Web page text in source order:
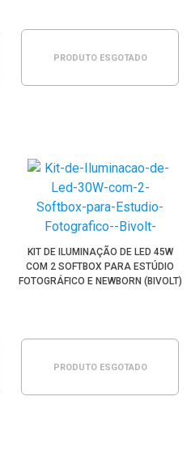
PRODUTO ESGOTADO
KIT DE ILUMINAÇÃO DE LED 45W
COM 2 SOFTBOX PARA ESTÚDIO
FOTOGRÁFICO E NEWBORN (BIVOLT)
PRODUTO ESGOTADO